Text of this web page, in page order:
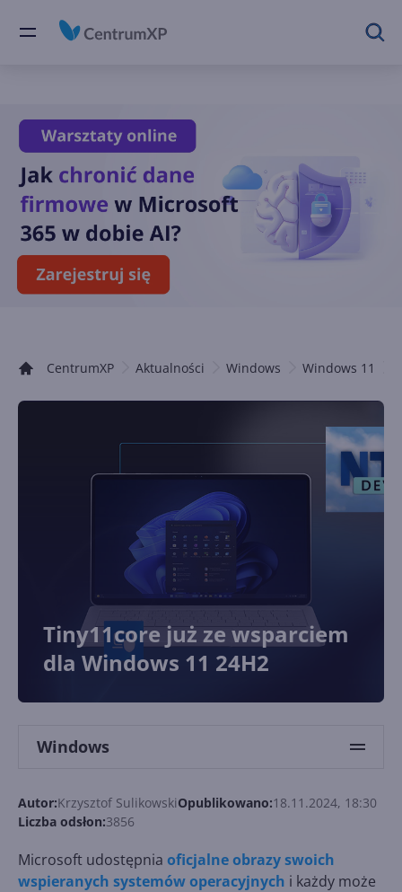
CentrumXP Aktualności Windows Windows 11
Tiny11core już ze wsparciem
dla Windows 11 24H2
Windows
Autor:Krzysztof SulikowskiOpublikowano:18.11.2024, 18:30
Liczba odsłon:3856
Microsoft udostępnia oficjalne obrazy swoich
wspieranych systemów operacyjnych i każdy może